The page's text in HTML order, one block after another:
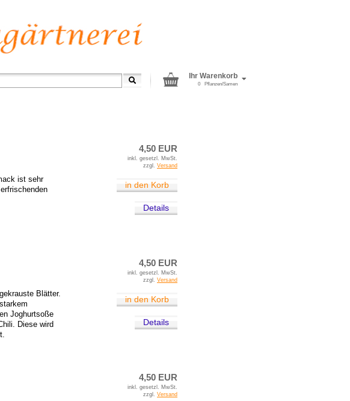
Ihr Warenkorb
Pflanzen/Samen
0
ist sehr
4,50 EUR
inkl. gesetzl. MwSt.
zzgl. Versand
in den Korb
Details
Blätter.
Joghurtsoße
Diese wird
4,50 EUR
inkl. gesetzl. MwSt.
zzgl. Versand
in den Korb
Details
4,50 EUR
inkl. gesetzl. MwSt.
zzgl. Versand